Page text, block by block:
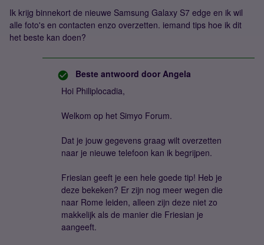
Ik krijg binnekort de nieuwe Samsung Galaxy S7 edge en ik wil
alle foto's en contacten enzo overzetten. iemand tips hoe ik dit
het beste kan doen?
Beste antwoord door Angela
Hoi Philiplocadia,
Welkom op het Simyo Forum.
Dat je jouw gegevens graag wilt overzetten
naar je nieuwe telefoon kan ik begrijpen.
Friesian geeft je een hele goede tip! Heb je
deze bekeken? Er zijn nog meer wegen die
naar Rome leiden, alleen zijn deze niet zo
makkelijk als de manier die Friesian je
aangeeft.